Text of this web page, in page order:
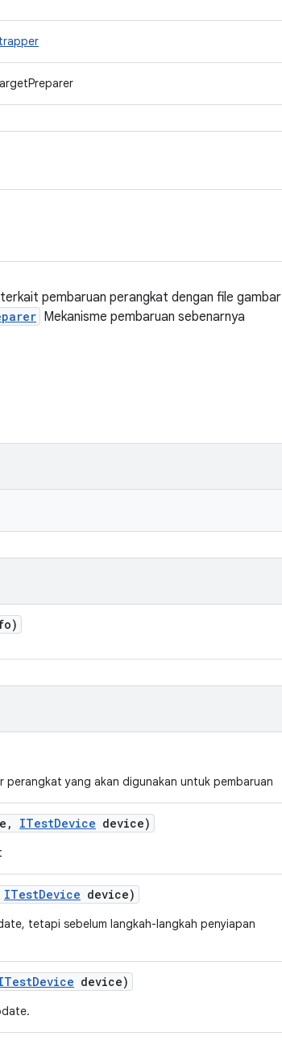
pembaruan perangkat dengan file gambar
Mekanisme pembaruan sebenarnya
perangkat yang akan digunakan untuk pembaruan
, ITestDevice device)
ITestDevice device)
tetapi sebelum langkah-langkah penyiapan
Device device)